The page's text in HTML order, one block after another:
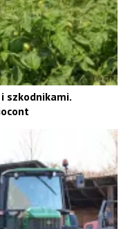
szkodnikami.